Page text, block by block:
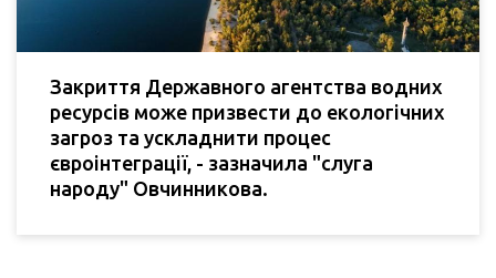
Закриття Державного агентства водних
ресурсів може призвести до екологічних
загроз та ускладнити процес
євроінтеграції, - зазначила "слуга
народу" Овчинникова.